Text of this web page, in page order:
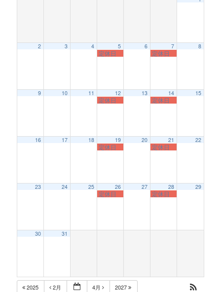
2 3 4 5
定休日
6 7
定休日
8
9 10 11 12
定休日
13 14
定休日
15
16 17 18 19
定休日
20 21
定休日
22
23 24 25 26
定休日
27 28
定休日
29
30 31
2025 2月 4月 2027